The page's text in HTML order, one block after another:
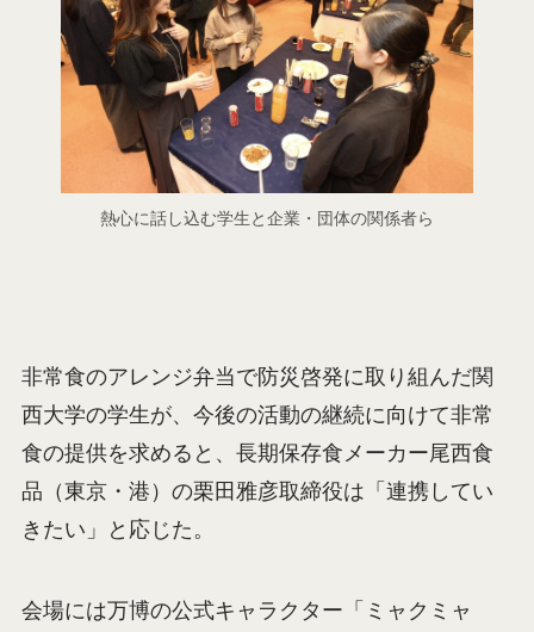
熱心に話し込む学生と企業・団体の関係者ら
非常食のアレンジ弁当で防災啓発に取り組んだ関
西大学の学生が、今後の活動の継続に向けて非常
食の提供を求めると、長期保存食メーカー尾西食
品（東京・港）の栗田雅彦取締役は「連携してい
きたい」と応じた。
会場には万博の公式キャラクター「ミャクミャ